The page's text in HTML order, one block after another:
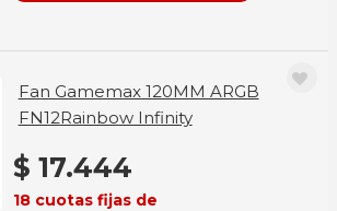
Fan Gamemax 120MM ARGB
FN12Rainbow Infinity
$ 17.444
18 cuotas fijas de